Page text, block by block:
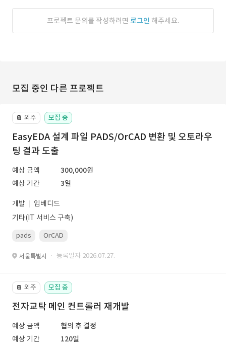
프로젝트 문의를 작성하려면 로그인 해주세요.
모집 중인 다른 프로젝트
📔 외주 모집 중
EasyEDA 설계 파일 PADS/OrCAD 변환 및 오토라우
팅 결과 도출
예상 금액
300,000원
예상 기간
3일
개발
임베디드
기타(IT 서비스 구축)
pads OrCAD
서울특별시 · 등록일자 2026.07.27.
📔 외주 모집 중
전자교탁 메인 컨트롤러 재개발
예상 금액
협의 후 결정
예상 기간
120일